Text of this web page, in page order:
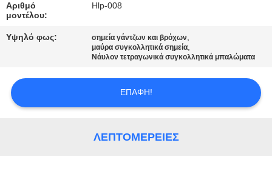
ΜΑΣ
ΖΗΤΉΣΤΕ
ΜΙΑ
ΠΡΟΣΦΟΡΆ
Αριθμό
μοντέλου:
Hlp-008
Υψηλό φως: σημεία γάντζων και βρόχων,
μαύρα συγκολλητικά σημεία,
Νάυλον τετραγωνικά συγκολλητικά μπαλώματα
ΕΠΑΦΉ!
ΛΕΠΤΟΜΈΡΕΙΕΣ